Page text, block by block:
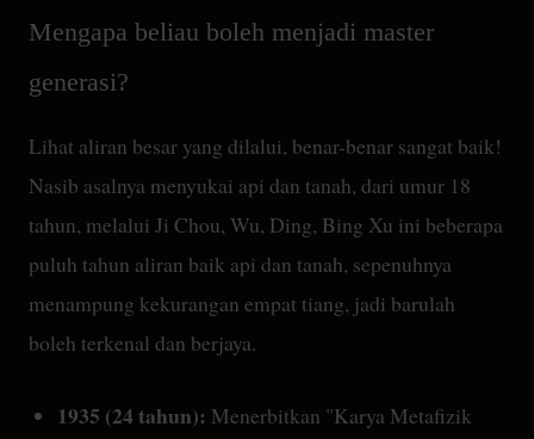
Mengapa beliau boleh menjadi master
generasi?
Lihat aliran besar yang dilalui, benar-benar sangat baik!
Nasib asalnya menyukai api dan tanah, dari umur 18
tahun, melalui Ji Chou, Wu, Ding, Bing Xu ini beberapa
puluh tahun aliran baik api dan tanah, sepenuhnya
menampung kekurangan empat tiang, jadi barulah
boleh terkenal dan berjaya.
1935 (24 tahun): Menerbitkan "Karya Metafizik